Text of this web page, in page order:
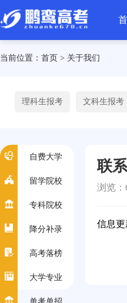
当前位置： 首页 > 关于我们
理科生报考 文科生报考
自费大学
留学院校
专科院校
降分补录
高考落榜
大学专业
联
浏览：
信息更